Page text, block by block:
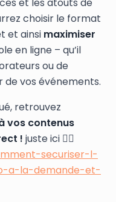
choisir le format
et ainsi maximiser
en ligne – qu’il
ou de
vos événements.
retrouvez
vos contenus
! juste ici 👉🏼
securiser-l-
a-la-demande-et-